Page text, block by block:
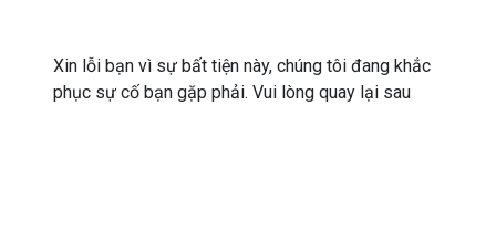
Xin lỗi bạn vì sự bất tiện này, chúng tôi đang khắc
phục sự cố bạn gặp phải. Vui lòng quay lại sau